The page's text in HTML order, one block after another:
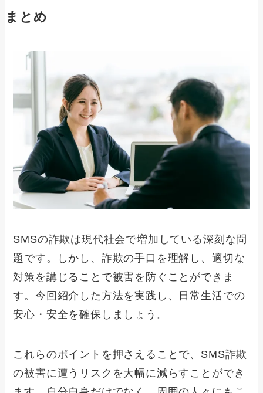
まとめ
SMSの詐欺は現代社会で増加している深刻な問
題です。しかし、詐欺の手口を理解し、適切な
対策を講じることで被害を防ぐことができま
す。今回紹介した方法を実践し、日常生活での
安心・安全を確保しましょう。
これらのポイントを押さえることで、SMS詐欺
の被害に遭うリスクを大幅に減らすことができ